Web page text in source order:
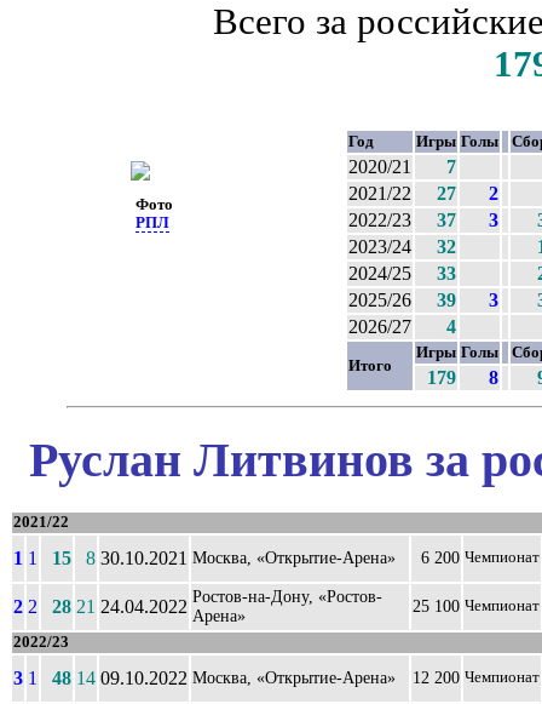
Фото
РПЛ
Всего за
Год Игры Голы
2020/21
7
2021/22
27
2
2022/23
37 3
2023/24
32
2024/25
33
2025/26
39 3
2026/27
4
Итого
Игры Голы
179 8
Руслан Литвинов за
2021/22
1 1 15 8 30.10.2021 Москва, «Открытие-Арена» 6 200 Чемпионат
2 2 28 21 24.04.2022 Ростов-на-Дону, «Ростов-
Арена»
25 100 Чемпионат
2022/23
3 1 48 14 09.10.2022 Москва, «Открытие-Арена» 12 200 Чемпионат